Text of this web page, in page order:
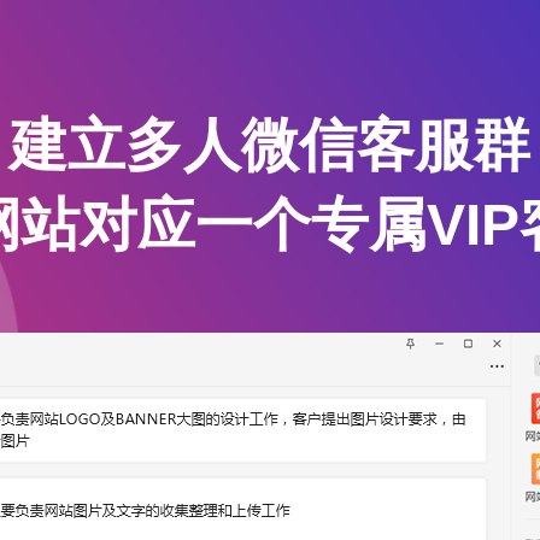
建立多人微信客服群
站对应一个专属VIP